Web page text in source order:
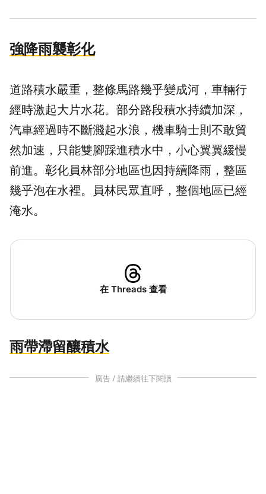
強降雨襲彰化
道路積水嚴重，整條馬路幾乎變成河，車輛行
經時激起大片水花。部分路段積水持續加深，
汽車經過時不斷濺起水浪，機車騎士則不敢貿
然加速，只能雙腳踩進積水中，小心翼翼緩慢
前進。彰化員林部分地區也因持續降雨，整區
幾乎泡在水裡。員林民眾直呼，整個地區已經
淹水。
在 Threads 查看
雨帶滯留釀積水
廣告 / 請繼續往下閱讀